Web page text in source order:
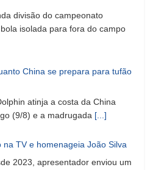
divisão do campeonato
isolada para fora do campo
China se prepara para tufão
atinja a costa da China
(9/8) e a madrugada [...]
TV e homenageia João Silva
2023, apresentador enviou um